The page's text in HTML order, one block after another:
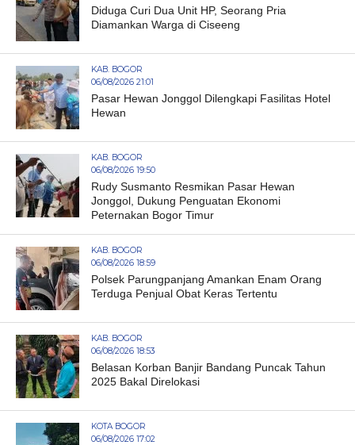
Diduga Curi Dua Unit HP, Seorang Pria
Diamankan Warga di Ciseeng
KAB. BOGOR
06/08/2026 21:01
Pasar Hewan Jonggol Dilengkapi Fasilitas Hotel
Hewan
KAB. BOGOR
06/08/2026 19:50
Rudy Susmanto Resmikan Pasar Hewan
Jonggol, Dukung Penguatan Ekonomi
Peternakan Bogor Timur
KAB. BOGOR
06/08/2026 18:59
Polsek Parungpanjang Amankan Enam Orang
Terduga Penjual Obat Keras Tertentu
KAB. BOGOR
06/08/2026 18:53
Belasan Korban Banjir Bandang Puncak Tahun
2025 Bakal Direlokasi
KOTA BOGOR
06/08/2026 17:02